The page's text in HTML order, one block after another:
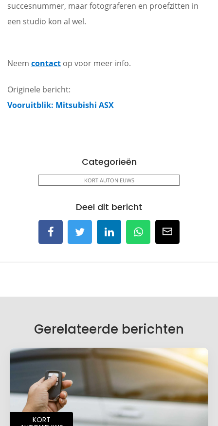
succesnummer, maar fotograferen en proefzitten in
een studio kon al wel.
Neem contact op voor meer info.
Originele bericht:
Vooruitblik: Mitsubishi ASX
Categorieën
KORT AUTONIEUWS
Deel dit bericht
Gerelateerde berichten
KORT